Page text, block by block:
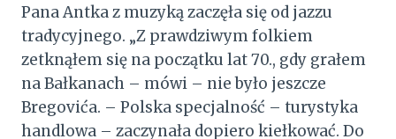
Pana Antka z muzyką zaczęła się od jazzu
tradycyjnego. „Z prawdziwym folkiem
zetknąłem się na początku lat 70., gdy grałem
na Bałkanach – mówi – nie było jeszcze
Bregovića. – Polska specjalność – turystyka
handlowa – zaczynała dopiero kiełkować. Do